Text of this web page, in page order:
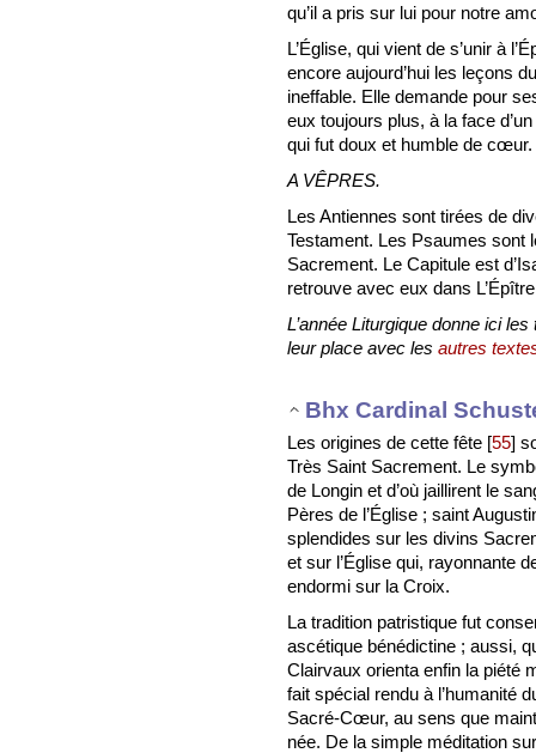
qu’il a pris sur lui pour notre
L’Église, qui vient de s’unir à
encore aujourd’hui les leçons
ineffable. Elle demande pour
eux toujours plus, à la face
qui fut doux et humble de cœur.
A VÊPRES.
Les Antiennes sont tirées de
Testament. Les Psaumes sont
Sacrement. Le Capitule est
retrouve avec eux dans
L’année Liturgique donne ici
leur place avec les autres
Bhx Cardinal
Les origines de cette fête [55]
Très Saint Sacrement. Le
de Longin et d’où jaillirent le
Pères de l’Église ; saint
splendides sur les divins
et sur l’Église qui, rayonnante
endormi sur la Croix.
La tradition patristique fut
ascétique bénédictine ; aussi,
Clairvaux orienta enfin la piété
fait spécial rendu à l’humanité
Sacré-Cœur, au sens que
née. De la simple méditation